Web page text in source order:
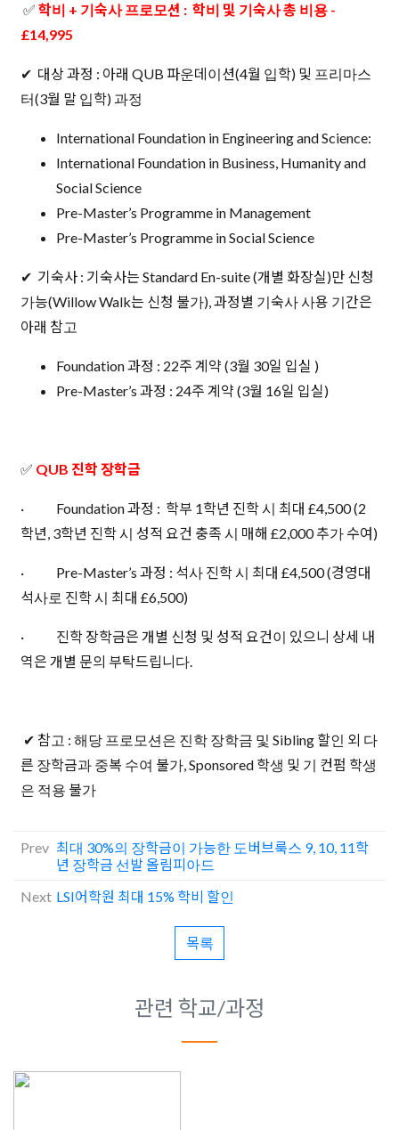
✅ 학비 + 기숙사 프로모션 : 학비 및 기숙사 총 비용 -
£14,995
✔ 대상 과정 : 아래 QUB 파운데이션(4월 입학) 및 프리마스
터(3월 말 입학) 과정
International Foundation in Engineering and Science:
International Foundation in Business, Humanity and
Social Science
Pre-Master’s Programme in Management
Pre-Master’s Programme in Social Science
✔ 기숙사 : 기숙사는 Standard En-suite (개별 화장실)만 신청
가능(Willow Walk는 신청 불가), 과정별 기숙사 사용 기간은
아래 참고
Foundation 과정 : 22주 계약 (3월 30일 입실 )
Pre-Master’s 과정 : 24주 계약 (3월 16일 입실)
✅ QUB 진학 장학금
· Foundation 과정 : 학부 1학년 진학 시 최대 £4,500 (2
학년, 3학년 진학 시 성적 요건 충족 시 매해 £2,000 추가 수여)
· Pre-Master’s 과정 : 석사 진학 시 최대 £4,500 (경영대
석사로 진학 시 최대 £6,500)
· 진학 장학금은 개별 신청 및 성적 요건이 있으니 상세 내
역은 개별 문의 부탁드립니다.
✔ 참고 : 해당 프로모션은 진학 장학금 및 Sibling 할인 외 다
른 장학금과 중복 수여 불가, Sponsored 학생 및 기 컨펌 학생
은 적용 불가
Prev 최대 30%의 장학금이 가능한 도버브룩스 9, 10, 11학
년 장학금 선발 올림피아드
Next LSI어학원 최대 15% 학비 할인
목록
관련 학교/과정